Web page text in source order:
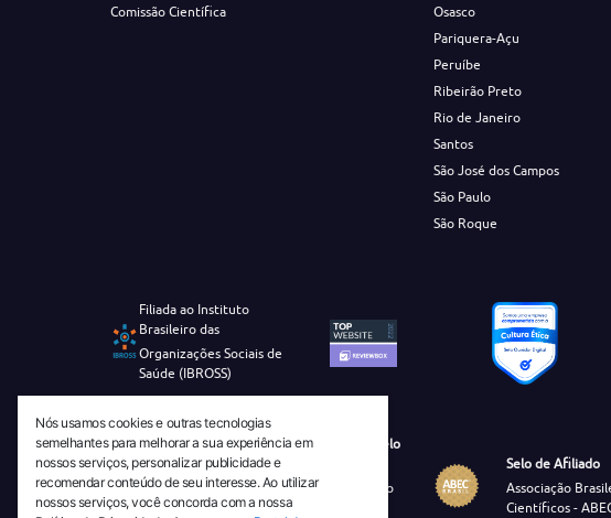
Comissão Científica
Osasco
Pariquera-Açu
Peruíbe
Ribeirão Preto
Rio de Janeiro
Santos
São José dos Campos
São Paulo
São Roque
Filiada ao Instituto
Brasileiro das
Organizações Sociais de
Saúde (IBROSS)
Revista Tecnico-Cientifica CEJAM Selo
Diamante de Ciência Aberta
Diretório Migulim Instituto Brasileiro
de Informação em Ciência e
Selo de Afiliado
Associação
Científicos -
Nós usamos cookies e outras tecnologias
semelhantes para melhorar a sua experiência em
nossos serviços, personalizar publicidade e
recomendar conteúdo de seu interesse. Ao utilizar
nossos serviços, você concorda com a nossa